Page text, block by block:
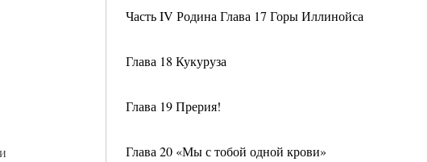
Часть IV Родина Глава 17 Горы Иллинойса
Глава 18 Кукуруза
Глава 19 Прерия!
Глава 20 «Мы с тобой одной крови»